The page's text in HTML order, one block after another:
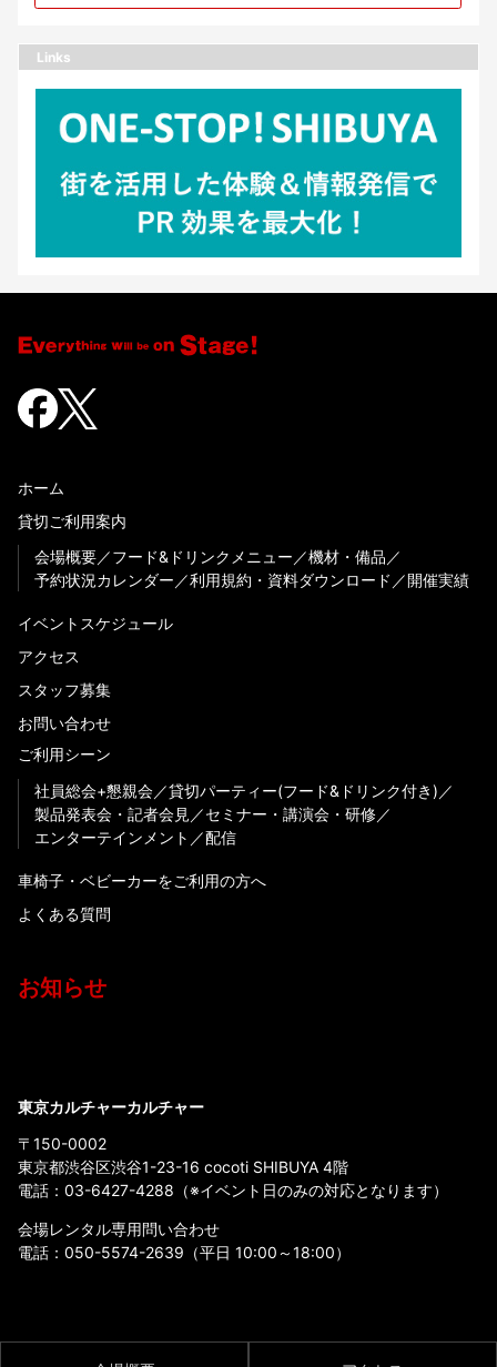
Links
ホーム
貸切ご利用案内
会場概要
フード&ドリンクメニュー
機材・備品
予約状況カレンダー
利用規約・資料ダウンロード 開催実績
イベントスケジュール
アクセス
スタッフ募集
お問い合わせ
ご利用シーン
社員総会+懇親会
貸切パーティー(フード&ドリンク付き)
製品発表会・記者会見
セミナー・講演会・研修
エンターテインメント
配信
車椅子・ベビーカーをご利用の方へ
よくある質問
お知らせ
東京カルチャーカルチャー
〒150-0002
東京都渋谷区渋谷1-23-16 cocoti SHIBUYA 4階
電話： 03-6427-4288 （※イベント日のみの対応となります）
会場レンタル専用問い合わせ
電話： 050-5574-2639 （平日 10:00～18:00）